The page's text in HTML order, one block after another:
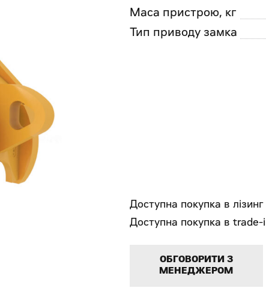
Маса пристрою, кг
Тип приводу замка
Доступна покупка в лізинг
Доступна покупка в trade-
ОБГОВОРИТИ З
МЕНЕДЖЕРОМ